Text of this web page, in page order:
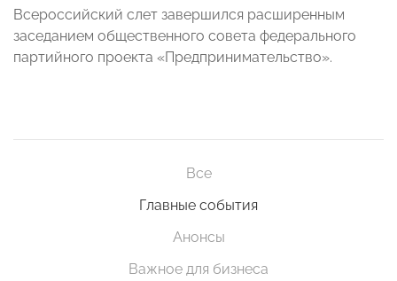
Всероссийский слет завершился расширенным
заседанием общественного совета федерального
партийного проекта «Предпринимательство».
Все
Главные события
Анонсы
Важное для бизнеса